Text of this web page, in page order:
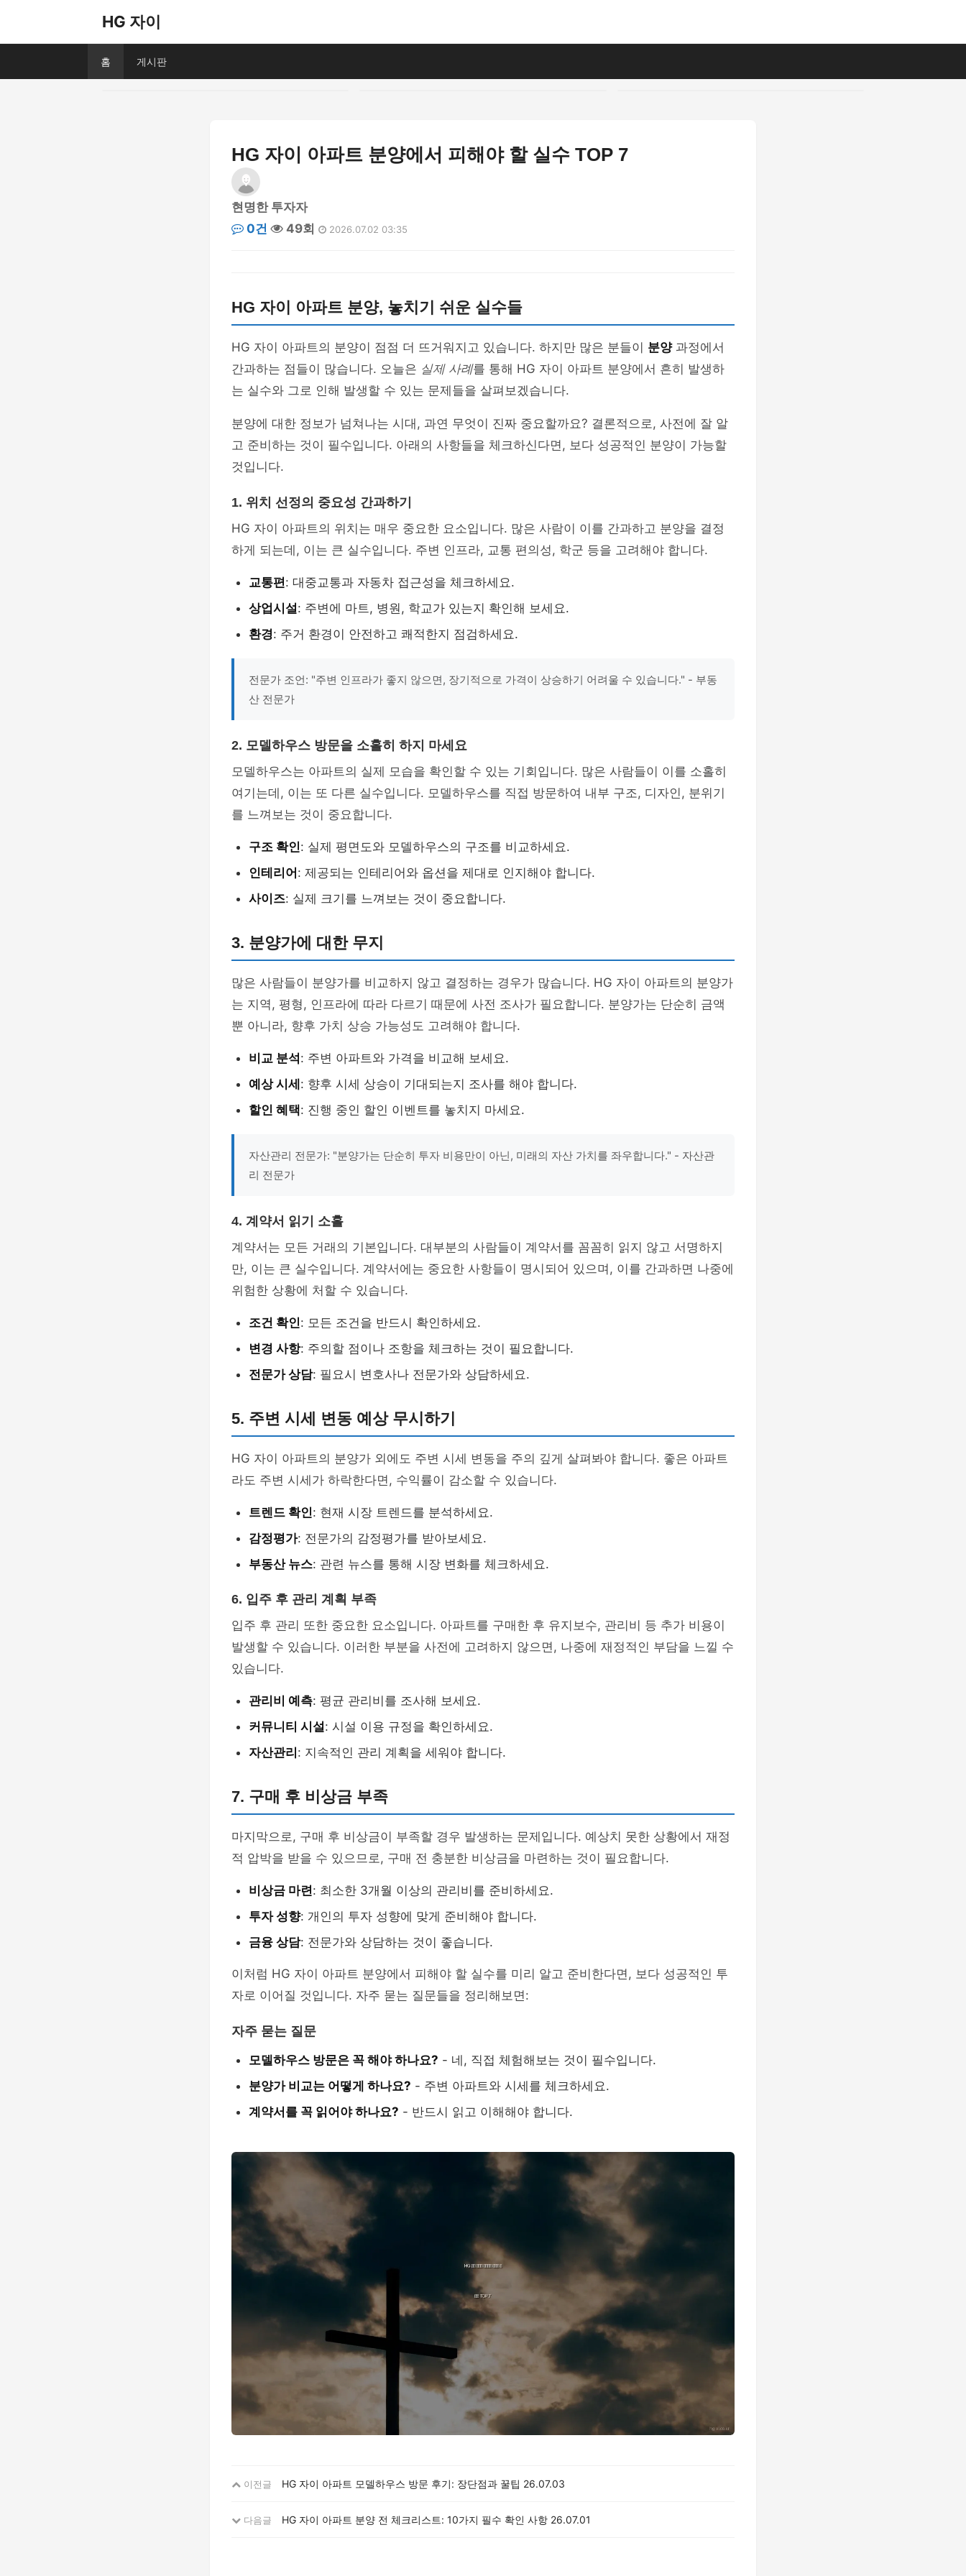
HG 자이
홈 게시판
HG 자이 아파트 분양에서 피해야 할 실수 TOP 7
현명한 투자자
0건
49회 2026.07.02 03:35
HG 자이 아파트 분양, 놓치기 쉬운 실수들
HG 자이 아파트의 분양이 점점 더 뜨거워지고 있습니다. 하지만 많은 분들이 분양과정에서
간과하는 점들이 많습니다. 오늘은 실제 사례를 통해 HG 자이 아파트 분양에서 흔히 발생하
는 실수와 그로 인해 발생할 수 있는 문제들을 살펴보겠습니다.
분양에 대한 정보가 넘쳐나는 시대, 과연 무엇이 진짜 중요할까요? 결론적으로, 사전에 잘 알
고 준비하는 것이 필수입니다. 아래의 사항들을 체크하신다면, 보다 성공적인 분양이 가능할
것입니다.
1. 위치 선정의 중요성 간과하기
HG 자이 아파트의 위치는 매우 중요한 요소입니다. 많은 사람이 이를 간과하고 분양을 결정
하게 되는데, 이는 큰 실수입니다. 주변 인프라, 교통 편의성, 학군 등을 고려해야 합니다.
교통편: 대중교통과 자동차 접근성을 체크하세요.
상업시설: 주변에 마트, 병원, 학교가 있는지 확인해 보세요.
환경: 주거 환경이 안전하고 쾌적한지 점검하세요.
전문가 조언: "주변 인프라가 좋지 않으면, 장기적으로 가격이 상승하기 어려울 수 있습니다." - 부동
산 전문가
2. 모델하우스 방문을 소홀히 하지 마세요
모델하우스는 아파트의 실제 모습을 확인할 수 있는 기회입니다. 많은 사람들이 이를 소홀히
여기는데, 이는 또 다른 실수입니다. 모델하우스를 직접 방문하여 내부 구조, 디자인, 분위기
를 느껴보는 것이 중요합니다.
구조 확인: 실제 평면도와 모델하우스의 구조를 비교하세요.
인테리어 : 제공되는 인테리어와 옵션을 제대로 인지해야 합니다.
사이즈: 실제 크기를 느껴보는 것이 중요합니다.
3. 분양가에 대한 무지
많은 사람들이 분양가를 비교하지 않고 결정하는 경우가 많습니다. HG 자이 아파트의 분양가
는 지역, 평형, 인프라에 따라 다르기 때문에 사전 조사가 필요합니다. 분양가는 단순히 금액
뿐 아니라, 향후 가치 상승 가능성도 고려해야 합니다.
비교 분석: 주변 아파트와 가격을 비교해 보세요.
예상 시세 : 향후 시세 상승이 기대되는지 조사를 해야 합니다.
할인 혜택: 진행 중인 할인 이벤트를 놓치지 마세요.
자산관리 전문가: "분양가는 단순히 투자 비용만이 아닌, 미래의 자산 가치를 좌우합니다." - 자산관
리 전문가
4. 계약서 읽기 소홀
계약서는 모든 거래의 기본입니다. 대부분의 사람들이 계약서를 꼼꼼히 읽지 않고 서명하지
만, 이는 큰 실수입니다. 계약서에는 중요한 사항들이 명시되어 있으며, 이를 간과하면 나중에
위험한 상황에 처할 수 있습니다.
조건 확인: 모든 조건을 반드시 확인하세요.
변경 사항: 주의할 점이나 조항을 체크하는 것이 필요합니다.
전문가 상담: 필요시 변호사나 전문가와 상담하세요.
5. 주변 시세 변동 예상 무시하기
HG 자이 아파트의 분양가 외에도 주변 시세 변동을 주의 깊게 살펴봐야 합니다. 좋은 아파트
라도 주변 시세가 하락한다면, 수익률이 감소할 수 있습니다.
트렌드 확인: 현재 시장 트렌드를 분석하세요.
감정평가: 전문가의 감정평가를 받아보세요.
부동산 뉴스: 관련 뉴스를 통해 시장 변화를 체크하세요.
6. 입주 후 관리 계획 부족
입주 후 관리 또한 중요한 요소입니다. 아파트를 구매한 후 유지보수, 관리비 등 추가 비용이
발생할 수 있습니다. 이러한 부분을 사전에 고려하지 않으면, 나중에 재정적인 부담을 느낄 수
있습니다.
관리비 예측: 평균 관리비를 조사해 보세요.
커뮤니티 시설: 시설 이용 규정을 확인하세요.
자산관리 : 지속적인 관리 계획을 세워야 합니다.
7. 구매 후 비상금 부족
마지막으로, 구매 후 비상금이 부족할 경우 발생하는 문제입니다. 예상치 못한 상황에서 재정
적 압박을 받을 수 있으므로, 구매 전 충분한 비상금을 마련하는 것이 필요합니다.
비상금 마련: 최소한 3개월 이상의 관리비를 준비하세요.
투자 성향: 개인의 투자 성향에 맞게 준비해야 합니다.
금융 상담: 전문가와 상담하는 것이 좋습니다.
이처럼 HG 자이 아파트 분양에서 피해야 할 실수를 미리 알고 준비한다면, 보다 성공적인 투
자로 이어질 것입니다. 자주 묻는 질문들을 정리해보면:
자주 묻는 질문
모델하우스 방문은 꼭 해야 하나요? - 네, 직접 체험해보는 것이 필수입니다.
분양가 비교는 어떻게 하나요? - 주변 아파트와 시세를 체크하세요.
계약서를 꼭 읽어야 하나요? - 반드시 읽고 이해해야 합니다.
이전글 HG 자이 아파트 모델하우스 방문 후기: 장단점과 꿀팁 26.07.03
다음글 HG 자이 아파트 분양 전 체크리스트: 10가지 필수 확인 사항 26.07.01